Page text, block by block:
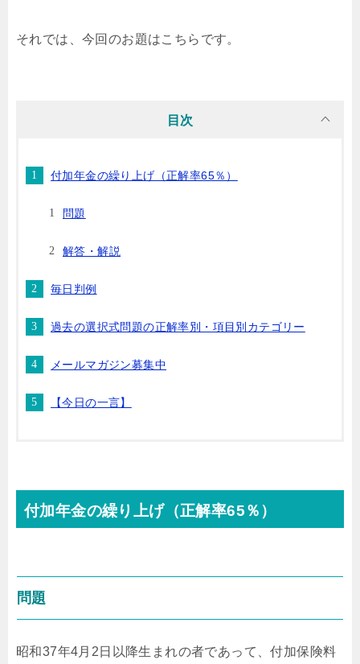
それでは、今回のお題はこちらです。
目次
付加年金の繰り上げ（正解率65％）
問題
解答・解説
毎日判例
過去の選択式問題の正解率別・項目別カテゴリー
メールマガジン募集中
【今日の一言】
付加年金の繰り上げ（正解率65％）
問題
昭和37年4月2日以降生まれの者であって、付加保険料